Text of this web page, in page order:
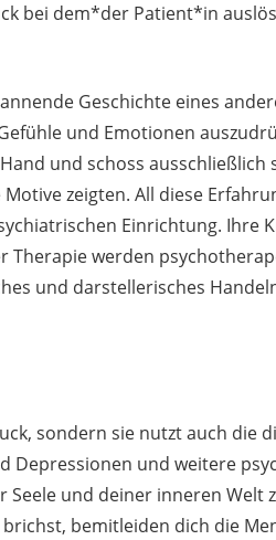
bei dem*der Patient*in
Geschichte eines
und Emotionen
und schoss ausschließlich
zeigten. All diese
Einrichtung. Ihre
Therapie werden
und darstellerisches
sondern sie nutzt auch die
Depressionen und weitere
Seele und deiner inneren Welt
bemitleiden dich die